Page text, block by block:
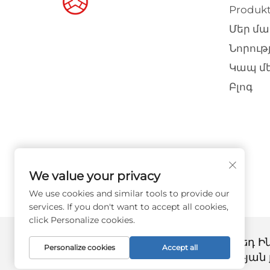
Մեր
Կապ
Բլոգ
© 2026 Գուանչժոու Հոնգցիաո Թրեդ
պաշտպանված են։ -Գաղտնիության
We value your privacy
We use cookies and similar tools to provide our
services. If you don't want to accept all cookies,
click Personalize cookies.
Personalize cookies Accept all